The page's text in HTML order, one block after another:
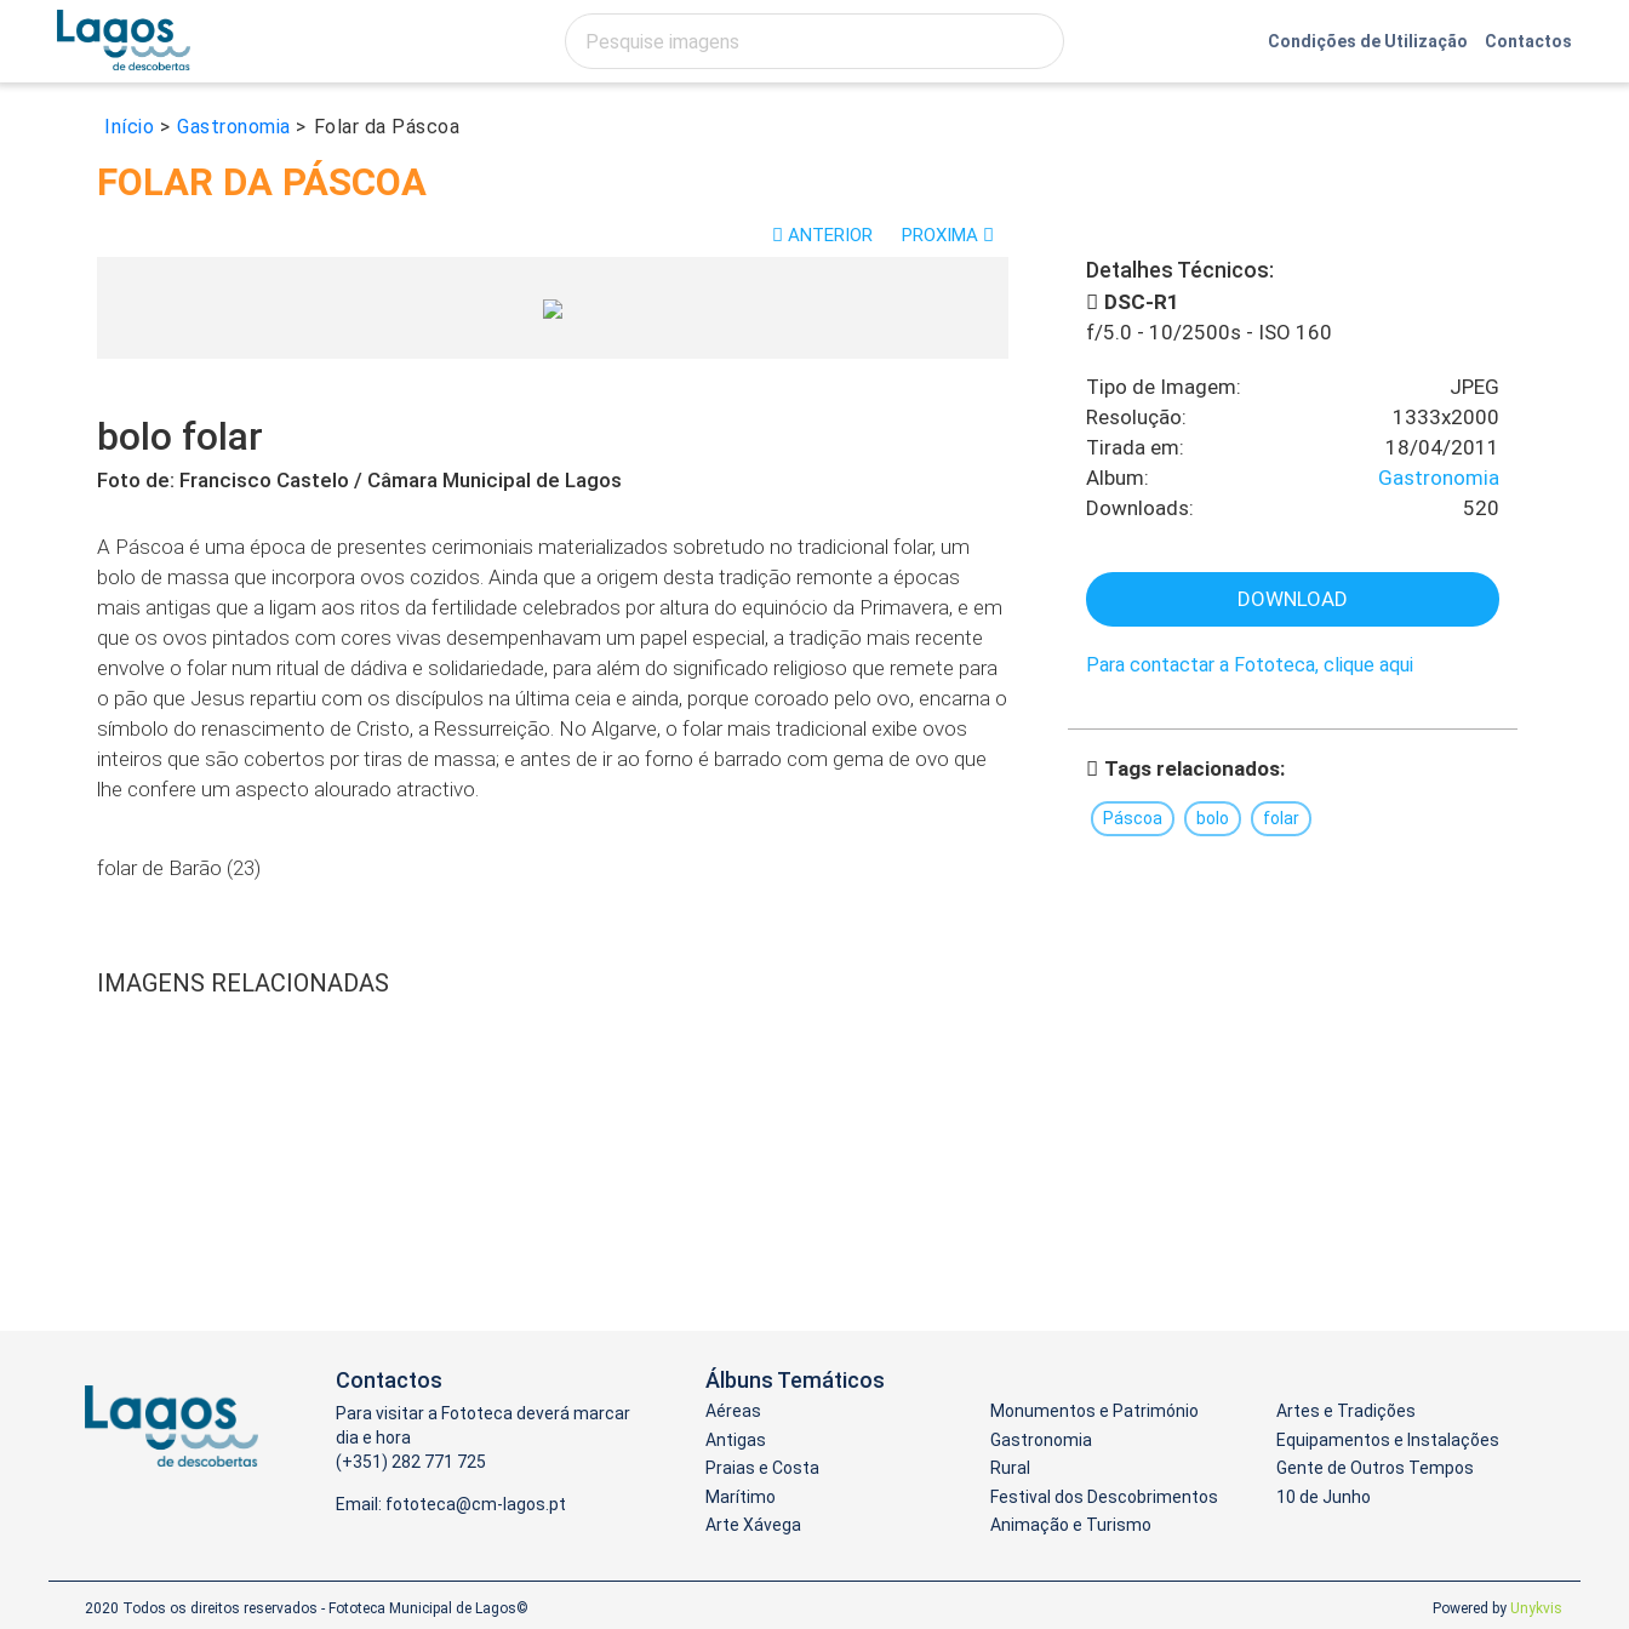
Condições de Utilização Contactos
Início > Gastronomia > Folar da Páscoa
FOLAR DA PÁSCOA
ANTERIOR PROXIMA
Detalhes Técnicos:
DSC-R1
f/5.0 - 10/2500s - ISO 160
Tipo de Imagem:
JPEG
Resolução:
1333x2000
Tirada em:
18/04/2011
Album:
Gastronomia
Downloads:
520
DOWNLOAD
Para contactar a Fototeca, clique aqui
Tags relacionados:
Páscoa bolo folar
bolo folar
Foto de: Francisco Castelo / Câmara Municipal de Lagos
A Páscoa é uma época de presentes cerimoniais materializados sobretudo no tradicional folar, um
bolo de massa que incorpora ovos cozidos. Ainda que a origem desta tradição remonte a épocas
mais antigas que a ligam aos ritos da fertilidade celebrados por altura do equinócio da Primavera, e em
que os ovos pintados com cores vivas desempenhavam um papel especial, a tradição mais recente
envolve o folar num ritual de dádiva e solidariedade, para além do significado religioso que remete para
o pão que Jesus repartiu com os discípulos na última ceia e ainda, porque coroado pelo ovo, encarna o
símbolo do renascimento de Cristo, a Ressurreição. No Algarve, o folar mais tradicional exibe ovos
inteiros que são cobertos por tiras de massa; e antes de ir ao forno é barrado com gema de ovo que
lhe confere um aspecto alourado atractivo.
folar de Barão (23)
IMAGENS RELACIONADAS
Contactos
Para visitar a Fototeca deverá marcar
dia e hora
(+351) 282 771 725
Email:
Álbuns Temáticos
Aéreas
Antigas
Praias e Costa
Marítimo
Arte Xávega
Monumentos e Património
Gastronomia
Rural
Festival dos Descobrimentos
Animação e Turismo
Artes e Tradições
Equipamentos e Instalações
Gente de Outros Tempos
10 de Junho
2020 Todos os direitos reservados - Fototeca Municipal de Lagos© Powered by Unykvis